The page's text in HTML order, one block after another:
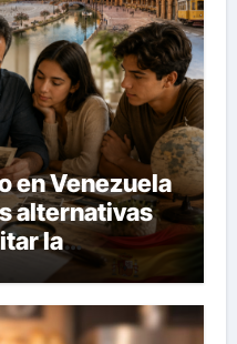
en Venezuela
alternativas
la
de
y Portugal